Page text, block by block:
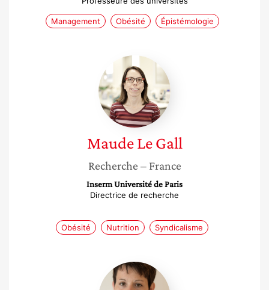
Management Obésité Épistémologie
Maude
Le
Gall
Maude Le Gall
Recherche – France
Inserm Université de Paris
Directrice de recherche
Obésité Nutrition Syndicalisme
Stephanie
Chambaron